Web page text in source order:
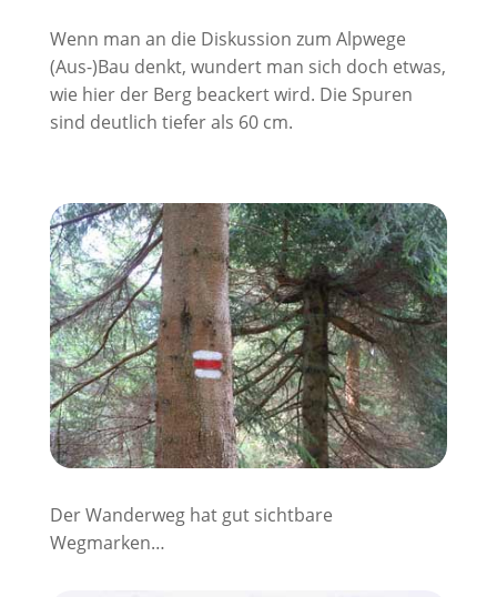
Wenn man an die Diskussion zum Alpwege
(Aus-)Bau denkt, wundert man sich doch etwas,
wie hier der Berg beackert wird. Die Spuren
sind deutlich tiefer als 60 cm.
Der Wanderweg hat gut sichtbare
Wegmarken…